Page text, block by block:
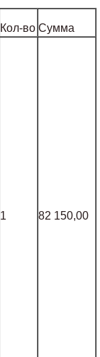
Кол-во Сумма
1 82 150,00